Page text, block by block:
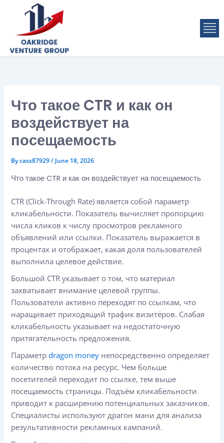
Что такое CTR и как он
воздействует на
посещаемость
Bycass87929/ June 18, 2026
Что такое CTR и как он воздействует на посещаемость
CTR (Click-Through Rate) является собой параметр
кликабельности. Показатель вычисляет пропорцию
числа кликов к числу просмотров рекламного
объявлений или ссылки. Показатель выражается в
процентах и отображает, какая доля пользователей
выполнила целевое действие.
Большой CTR указывает о том, что материал
захватывает внимание целевой группы.
Пользователи активно переходят по ссылкам, что
наращивает приходящий трафик визитёров. Слабая
кликабельность указывает на недостаточную
притягательность предложения.
Параметрdragon money непосредственно определяет
количество потока на ресурс. Чем больше
посетителей переходит по ссылке, тем выше
посещаемость страницы. Подъём кликабельности
приводит к расширению потенциальных заказчиков.
Специалисты используют драгон мани для анализа
результативности рекламных кампаний.